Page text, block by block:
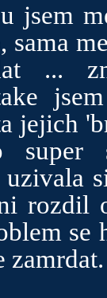
jsem
sama
...
jejich
uzivala
rozdil
se
zamrdat.